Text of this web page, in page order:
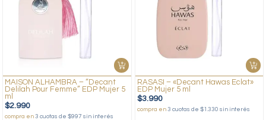
MAISON ALHAMBRA – “Decant
Delilah Pour Femme” EDP Mujer 5
ml
$2.990
compra en3 cuotas de $997 sin interés
RASASI – «Decant Hawas Eclat»
EDP Mujer 5 ml
$3.990
compra en 3 cuotas de $1.330 sin interés